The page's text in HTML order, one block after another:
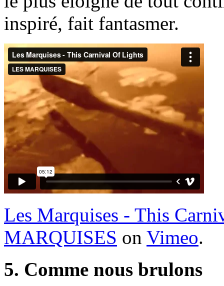
inspiré, fait fantasmer.
Les Marquises - This
MARQUISES on Vimeo.
5. Comme nous brulons